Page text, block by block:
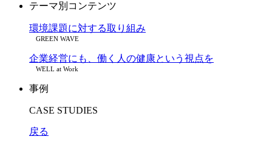
テーマ別コンテンツ
環境課題に対する取り組み
GREEN WAVE
企業経営にも、働く人の健康という視点を
WELL at Work
事例
CASE STUDIES
戻る